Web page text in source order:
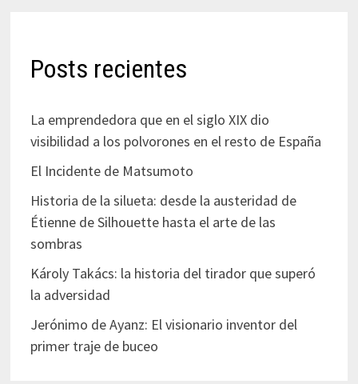
Posts recientes
La emprendedora que en el siglo XIX dio
visibilidad a los polvorones en el resto de España
El Incidente de Matsumoto
Historia de la silueta: desde la austeridad de
Étienne de Silhouette hasta el arte de las
sombras
Károly Takács: la historia del tirador que superó
la adversidad
Jerónimo de Ayanz: El visionario inventor del
primer traje de buceo